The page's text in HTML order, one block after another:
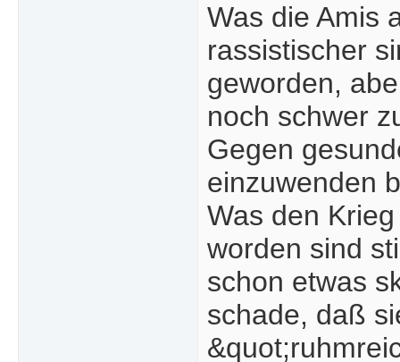
Was die Amis
rassistischer
geworden,
noch schwer
Gegen
einzuwenden
Was den
worden sind
schon etwas
schade, daß